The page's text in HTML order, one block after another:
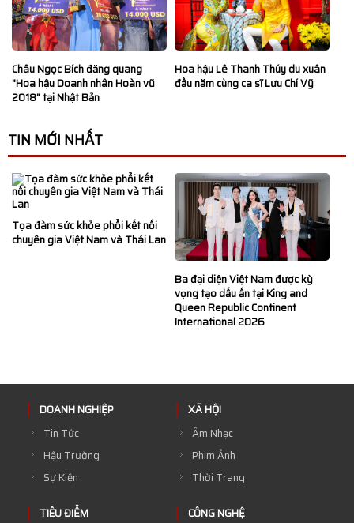
Châu Ngọc Bích đăng quang
"Hoa hậu Doanh nhân Hoàn vũ
2018" tại Nhật Bản
Hoa hậu Lê Thanh Thúy du xuân
đầu năm cùng ca sĩ Lưu Chí Vỹ
TIN MỚI NHẤT
Tọa đàm sức khỏe phổi kết nối
chuyên gia Việt Nam và Thái Lan
Ba đại diện Việt Nam được kỳ
vọng tạo dấu ấn tại King and
Queen Republic Continent
International 2026
DOANH NGHIỆP
Tin Tức
Hậu Trường
Sự Kiện
XÃ HỘI
Âm Nhạc
Phim Ảnh
Thời Trang
TIÊU ĐIỂM
CÔNG NGHỆ